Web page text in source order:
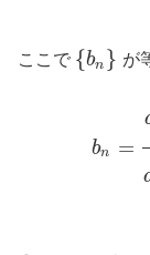
ここで {bn } が
bn =